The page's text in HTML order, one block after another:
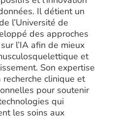
Il détient un
l’Université de
des approches
l’IA afin de mieux
et
Son expertise
recherche clinique et
pour soutenir
qui
les soins aux